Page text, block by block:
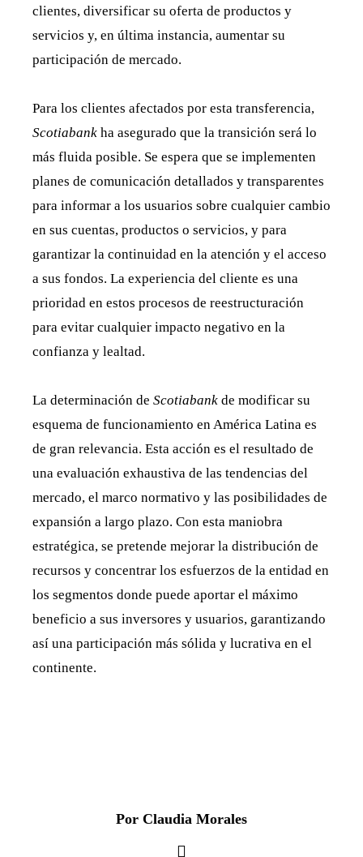
clientes, diversificar su oferta de productos y
servicios y, en última instancia, aumentar su
participación de mercado.
Para los clientes afectados por esta transferencia,
Scotiabank ha asegurado que la transición será lo
más fluida posible. Se espera que se implementen
planes de comunicación detallados y transparentes
para informar a los usuarios sobre cualquier cambio
en sus cuentas, productos o servicios, y para
garantizar la continuidad en la atención y el acceso
a sus fondos. La experiencia del cliente es una
prioridad en estos procesos de reestructuración
para evitar cualquier impacto negativo en la
confianza y lealtad.
La determinación de Scotiabank de modificar su
esquema de funcionamiento en América Latina es
de gran relevancia. Esta acción es el resultado de
una evaluación exhaustiva de las tendencias del
mercado, el marco normativo y las posibilidades de
expansión a largo plazo. Con esta maniobra
estratégica, se pretende mejorar la distribución de
recursos y concentrar los esfuerzos de la entidad en
los segmentos donde puede aportar el máximo
beneficio a sus inversores y usuarios, garantizando
así una participación más sólida y lucrativa en el
continente.
Por Claudia Morales